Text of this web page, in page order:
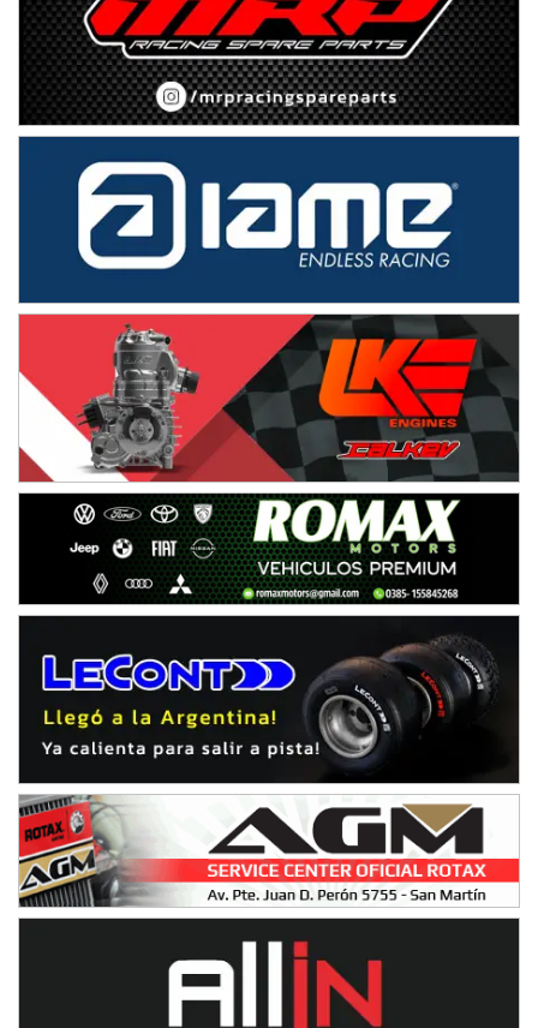
José Samuel Sánchez (Tierra)
Rufino (Santa Fe)
TUCUMANO - F5
Juan Navarro (Asfalto)
El Timbó (Tucumán)